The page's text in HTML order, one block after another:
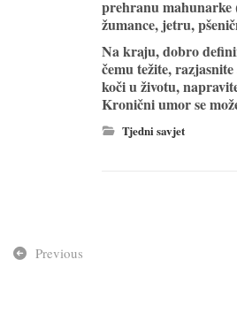
prehranu mahunarke
žumance, jetru,
Na kraju, dobro
čemu težite, razjasnite
koči u životu,
Kronični umor se
Tjedni savjet
Previous